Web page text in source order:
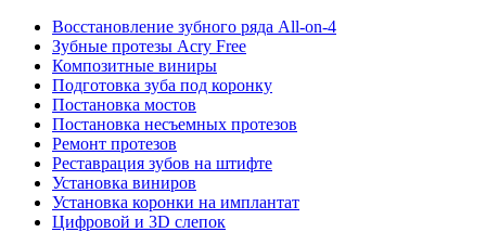
Восстановление зубного ряда All‑on‑4
Зубные протезы Acry Free
Композитные виниры
Подготовка зуба под коронку
Постановка мостов
Постановка несъемных протезов
Ремонт протезов
Реставрация зубов на штифте
Установка виниров
Установка коронки на имплантат
Цифровой и 3D слепок